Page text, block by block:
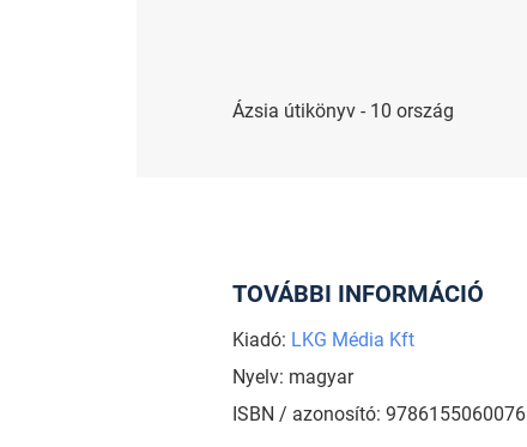
Ázsia útikönyv - 10 ország
TOVÁBBI INFORMÁCIÓ
Kiadó: LKG Média Kft
Nyelv: magyar
ISBN / azonosító: 9786155060076